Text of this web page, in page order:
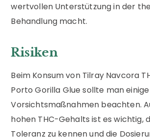
wertvollen Unterstützung in der
Behandlung macht.
Risiken
Beim Konsum von Tilray Navcora
Porto Gorilla Glue sollte man einige
Vorsichtsmaßnahmen beachten.
hohen THC-Gehalts ist es wichtig,
Toleranz zu kennen und die